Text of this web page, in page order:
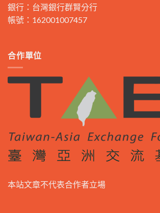
銀行：台灣銀行群賢分行
帳號：162001007457
合作單位
本站文章不代表合作者立場